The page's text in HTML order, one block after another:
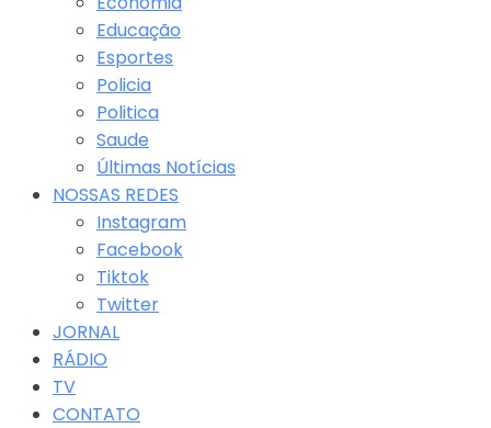
Educação
Esportes
Policia
Politica
Saude
Últimas Notícias
NOSSAS REDES
Instagram
Facebook
Tiktok
Twitter
JORNAL
RÁDIO
TV
CONTATO